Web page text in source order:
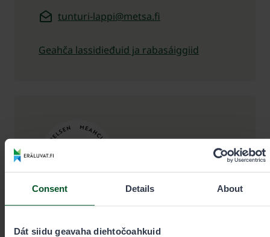
Consent Details About
Dát siidu geavaha diehtočoahkuid
tunturi-lappi@metsa.fi
Geahča lassidieđuid ja rabasáiggiid